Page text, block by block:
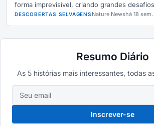
forma imprevisível, criando grandes
DESCOBERTAS SELVAGENS Nature Newshá 18 sem.
Resumo Diário
As 5 histórias mais interessantes, todas
Inscrever-se